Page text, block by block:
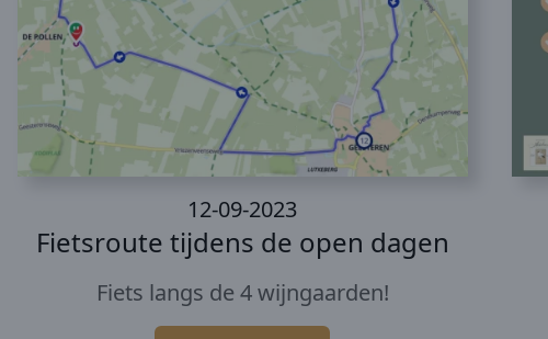
12-09-2023
Fietsroute tijdens de open dagen
Fiets langs de 4 wijngaarden!